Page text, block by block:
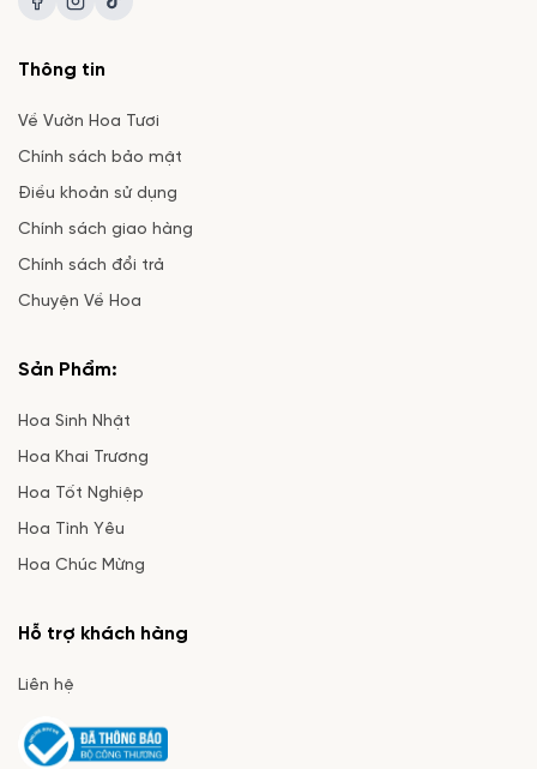
Thông tin
Về Vườn Hoa Tươi
Chính sách bảo mật
Điều khoản sử dụng
Chính sách giao hàng
Chính sách đổi trả
Chuyện Về Hoa
Sản Phẩm:
Hoa Sinh Nhật
Hoa Khai Trương
Hoa Tốt Nghiệp
Hoa Tình Yêu
Hoa Chúc Mừng
Hỗ trợ khách hàng
Liên hệ